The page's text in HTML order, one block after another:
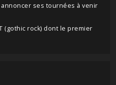
ses tournées à venir
(gothic rock) dont le premier